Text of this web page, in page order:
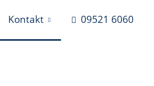
Kontakt 09521 6060